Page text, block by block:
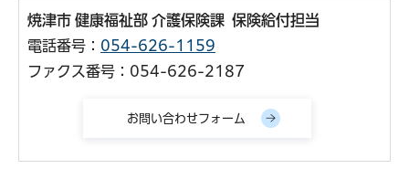
焼津市 健康福祉部 介護保険課 保険給付担当
電話番号： 054-626-1159
ファクス番号：054-626-2187